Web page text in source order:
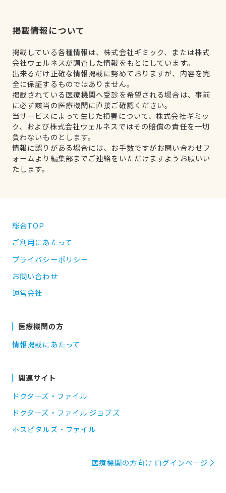
掲載情報について
掲載している各種情報は、株式会社ギミック、または株式
会社ウェルネスが調査した情報をもとにしています。
出来るだけ正確な情報掲載に努めておりますが、内容を完
全に保証するものではありません。
掲載されている医療機関へ受診を希望される場合は、事前
に必ず該当の医療機関に直接ご確認ください。
当サービスによって生じた損害について、株式会社ギミッ
ク、および株式会社ウェルネスではその賠償の責任を一切
負わないものとします。
情報に誤りがある場合には、お手数ですがお問い合わせフ
ォームより編集部までご連絡をいただけますようお願いい
たします。
総合TOP
ご利用にあたって
プライバシーポリシー
お問い合わせ
運営会社
医療機関の方
情報掲載にあたって
関連サイト
ドクターズ・ファイル
ドクターズ・ファイル ジョブズ
ホスピタルズ・ファイル
医療機関の方向け ログインページ